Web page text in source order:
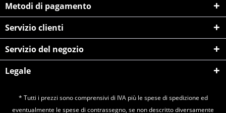
Metodi di pagamento
Servizio clienti
Servizio del negozio
Legale
* Tutti i prezzi sono comprensivi di IVA più le spese di spedizione ed
eventualmente le spese di contrassegno, se non descritto diversamente